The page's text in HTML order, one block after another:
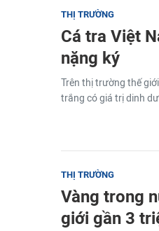
THỊ TRƯỜNG
Cá tra Việt
nặng ký
Trên thị trường thế
trắng có giá trị dinh
THỊ TRƯỜNG
Vàng trong
giới gần 3